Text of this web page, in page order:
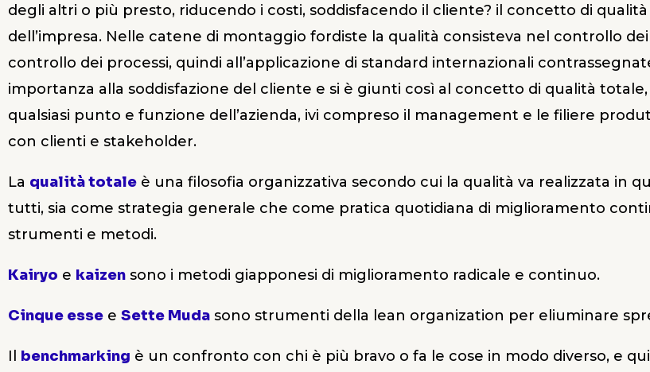
degli altri o più presto, riducendo i costi, soddisfacendo il cliente? il concetto di
dell’impresa. Nelle catene di montaggio fordiste la qualità consisteva nel controllo dei
controllo dei processi, quindi all’applicazione di standard internazionali
importanza alla soddisfazione del cliente e si è giunti così al concetto di qualità
qualsiasi punto e funzione dell’azienda, ivi compreso il management e le filiere
con clienti e stakeholder.
La qualità totale è una filosofia organizzativa secondo cui la qualità va realizzata in
tutti, sia come strategia generale che come pratica quotidiana di miglioramento
strumenti e metodi.
Kairyo e kaizen sono i metodi giapponesi di miglioramento radicale e continuo.
Cinque esse e Sette Muda sono strumenti della lean organization per eliuminare
Il benchmarking è un confronto con chi è più bravo o fa le cose in modo diverso, e